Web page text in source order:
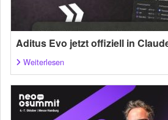
Aditus Evo jetzt offiziell in
Weiterlesen